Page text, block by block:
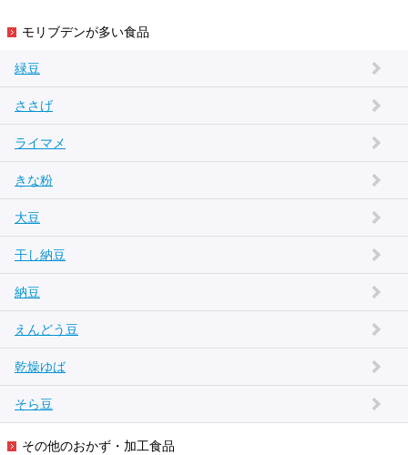
モリブデンが多い食品
緑豆
ささげ
ライマメ
きな粉
大豆
干し納豆
納豆
えんどう豆
乾燥ゆば
そら豆
その他のおかず・加工食品